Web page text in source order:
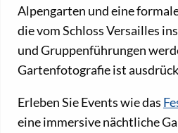
Alpengarten und eine
die vom Schloss Versailles
und Gruppenführungen
Gartenfotografie ist
Erleben Sie Events wie das
eine immersive nächtliche